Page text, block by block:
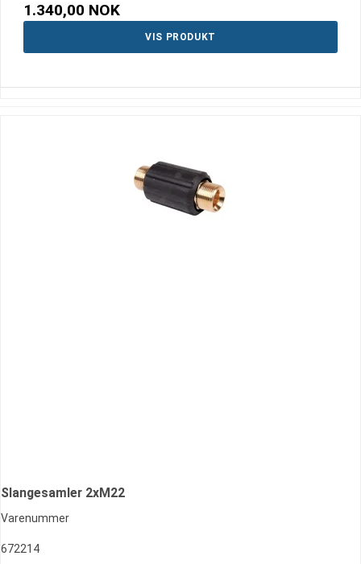
1.340,00 NOK
VIS PRODUKT
Slangesamler 2xM22
Varenummer
672214